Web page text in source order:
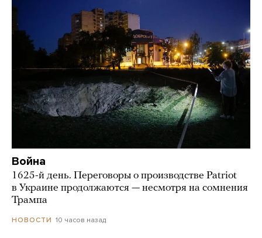
Война
1625-й день. Переговоры о производстве Patriot
в Украине продолжаются — несмотря на сомнения
Трампа
НОВОСТИ 10 часов назад